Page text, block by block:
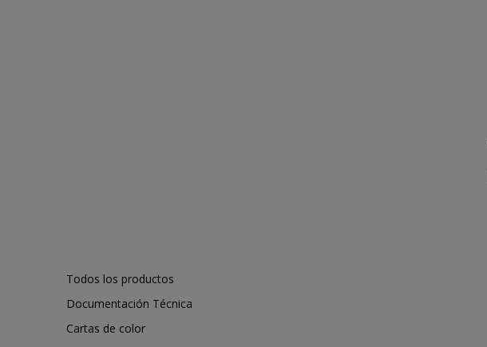
Todos los productos
Documentación Técnica
Cartas de color